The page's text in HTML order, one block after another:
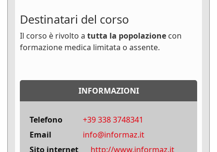
Destinatari del corso
Il corso è rivolto a tutta la popolazione con
formazione medica limitata o assente.
INFORMAZIONI
Telefono
+39 338 3748341
Email
info@informaz.it
Sito internet
http://www.informaz.it